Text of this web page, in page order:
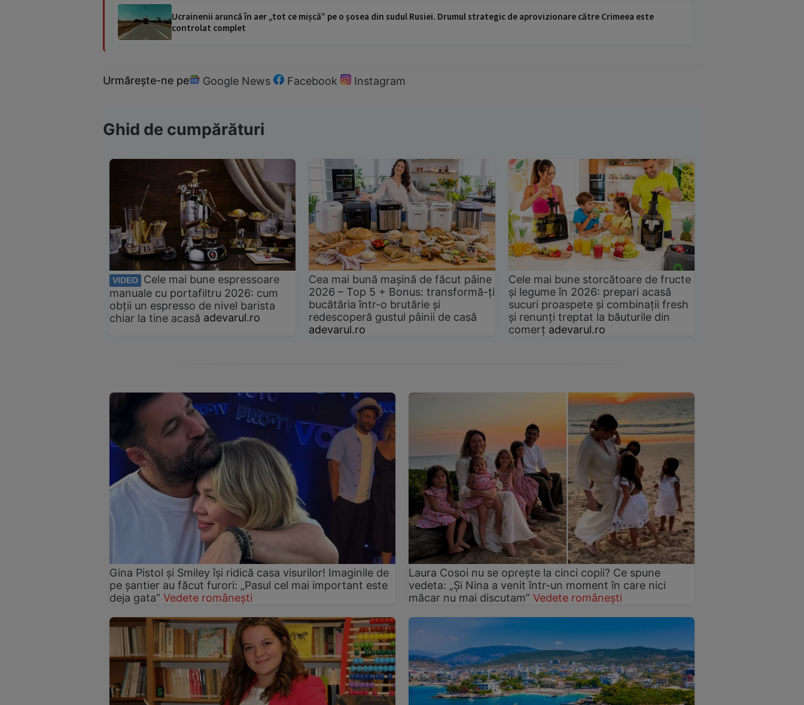
Ucrainenii aruncă în aer „tot ce mișcă” pe o șosea din sudul Rusiei. Drumul strategic de aprovizionare către Crimeea este
controlat complet
Urmărește-ne pe Google News Facebook Instagram
Ghid de cumpărături
VIDEO
Cele mai bune espressoare
manuale cu portafiltru 2026: cum
obții un espresso de nivel barista
chiar la tine acasă adevarul.ro
Cea mai bună mașină de făcut pâine
2026 – Top 5 + Bonus: transformă-ți
bucătăria într-o brutărie și
redescoperă gustul pâinii de casă
adevarul.ro
Cele mai bune storcătoare de fructe
și legume în 2026: prepari acasă
sucuri proaspete și combinații fresh
și renunți treptat la băuturile din
comerț adevarul.ro
Gina Pistol și Smiley își ridică casa visurilor! Imaginile de
pe șantier au făcut furori: „Pasul cel mai important este
deja gata” Vedete românești
Laura Cosoi nu se oprește la cinci copii? Ce spune
vedeta: „Și Nina a venit într-un moment în care nici
măcar nu mai discutam” Vedete românești